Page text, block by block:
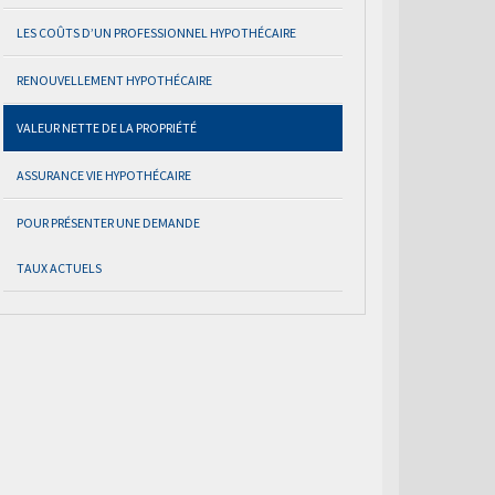
LES COÛTS D’UN PROFESSIONNEL HYPOTHÉCAIRE
RENOUVELLEMENT HYPOTHÉCAIRE
VALEUR NETTE DE LA PROPRIÉTÉ
ASSURANCE VIE HYPOTHÉCAIRE
POUR PRÉSENTER UNE DEMANDE
TAUX ACTUELS